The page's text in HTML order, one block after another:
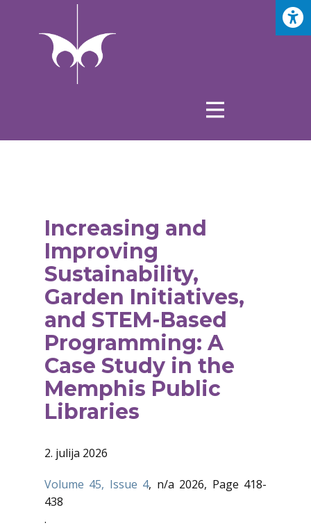
Increasing and
Improving
Sustainability,
Garden Initiatives,
and STEM-Based
Programming: A
Case Study in the
Memphis Public
Libraries
2. julija 2026
Volume 45, Issue 4, n/a 2026, Page 418-
438
.